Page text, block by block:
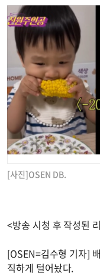
[사진]OSEN DB.
<방송 시청 후 작성된
[OSEN=김수형 기자]
직하게 털어놨다.